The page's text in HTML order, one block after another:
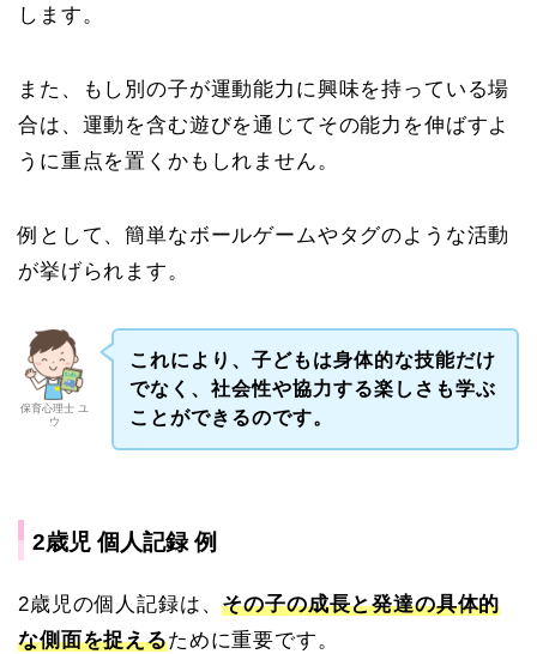
します。
また、もし別の子が運動能力に興味を持っている場
合は、運動を含む遊びを通じてその能力を伸ばすよ
うに重点を置くかもしれません。
例として、簡単なボールゲームやタグのような活動
が挙げられます。
保育心理士 ユ
ウ
これにより、子どもは身体的な技能だけ
でなく、社会性や協力する楽しさも学ぶ
ことができるのです。
2歳児 個人記録 例
2歳児の個人記録は、その子の成長と発達の具体的
な側面を捉えるために重要です。